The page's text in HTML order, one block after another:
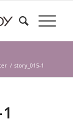
/ story_015-1